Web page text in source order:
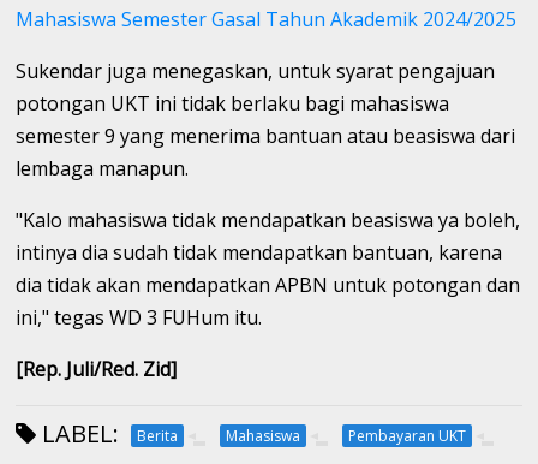
Mahasiswa Semester Gasal Tahun Akademik 2024/2025
Sukendar juga menegaskan, untuk syarat pengajuan
potongan UKT ini tidak berlaku bagi mahasiswa
semester 9 yang menerima bantuan atau beasiswa dari
lembaga manapun.
"Kalo mahasiswa tidak mendapatkan beasiswa ya boleh,
intinya dia sudah tidak mendapatkan bantuan, karena
dia tidak akan mendapatkan APBN untuk potongan dan
ini," tegas WD 3 FUHum itu.
[Rep. Juli/Red. Zid]
LABEL: Berita Mahasiswa
Pembayaran UKT